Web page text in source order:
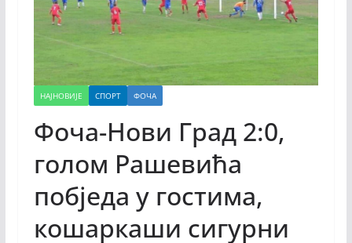
НАЈНОВИЈЕ СПОРТ ФОЧА
Фоча-Нови Град 2:0,
голом Рашевића
побједа у гостима,
кошаркаши сигурни